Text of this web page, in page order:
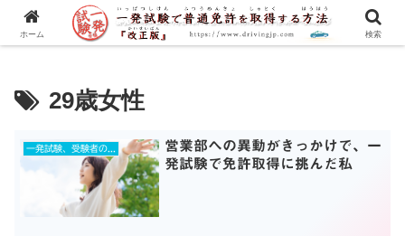
一発試験の流れから合格のコツまで、徹底解説！
29歳女性
一発試験、受験者のストーリー
営業部への異動がきっかけで、一
発試験で免許取得に挑んだ私
ホーム 検索